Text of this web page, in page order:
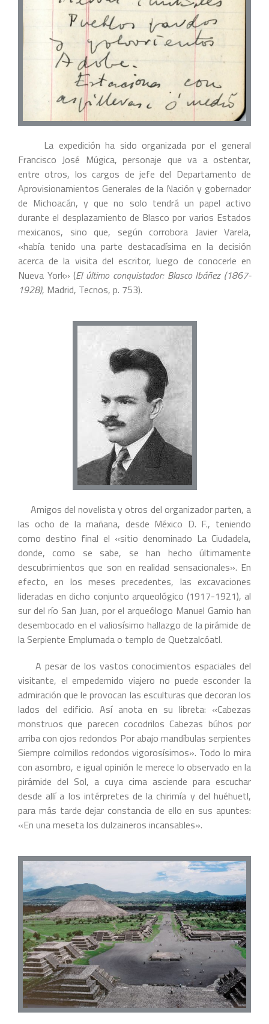
La expedición ha sido organizada por el general
Francisco José Múgica, personaje que va a ostentar,
entre otros, los cargos de jefe del Departamento de
Aprovisionamientos Generales de la Nación y gobernador
de Michoacán, y que no solo tendrá un papel activo
durante el desplazamiento de Blasco por varios Estados
mexicanos, sino que, según corrobora Javier Varela,
«había tenido una parte destacadísima en la decisión
acerca de la visita del escritor, luego de conocerle en
Nueva York» (El último conquistador: Blasco Ibáñez (1867-
1928), Madrid, Tecnos, p. 753).
Amigos del novelista y otros del organizador parten, a
las ocho de la mañana, desde México D. F., teniendo
como destino final el «sitio denominado La Ciudadela,
donde, como se sabe, se han hecho últimamente
descubrimientos que son en realidad sensacionales». En
efecto, en los meses precedentes, las excavaciones
lideradas en dicho conjunto arqueológico (1917-1921), al
sur del río San Juan, por el arqueólogo Manuel Gamio han
desembocado en el valiosísimo hallazgo de la pirámide de
la Serpiente Emplumada o templo de Quetzalcóatl.
A pesar de los vastos conocimientos espaciales del
visitante, el empedernido viajero no puede esconder la
admiración que le provocan las esculturas que decoran los
lados del edificio. Así anota en su libreta: «Cabezas
monstruos que parecen cocodrilos Cabezas búhos por
arriba con ojos redondos Por abajo mandíbulas serpientes
Siempre colmillos redondos vigorosísimos». Todo lo mira
con asombro, e igual opinión le merece lo observado en la
pirámide del Sol, a cuya cima asciende para escuchar
desde allí a los intérpretes de la chirimía y del huéhuetl,
para más tarde dejar constancia de ello en sus apuntes:
«En una meseta los dulzaineros incansables».